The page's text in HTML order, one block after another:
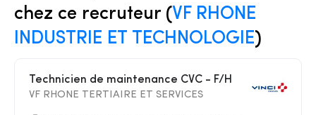
chez ce recruteur (VF RHONE
INDUSTRIE ET TECHNOLOGIE)
Technicien de maintenance CVC - F/H
VF RHONE TERTIAIRE ET SERVICES